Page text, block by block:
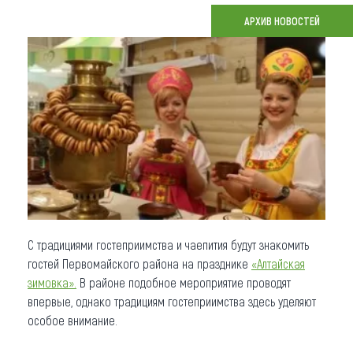
О регионе
Коллекция впечатлений
Другие рубрики
АРХИВ НОВОСТЕЙ
С традициями гостеприимства и чаепития будут знакомить
гостей Первомайского района на празднике «Алтайская
зимовка». В районе подобное мероприятие проводят
впервые, однако традициям гостеприимства здесь уделяют
особое внимание.